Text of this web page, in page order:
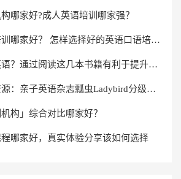
哪家好?成人英语培训哪家强？
杭州英语口语培训哪家好？ 怎样选择好的英语口语培训机构？
亲子怎么学习英语？通过阅读这几本书籍有利于提升英语水平
亲子英语学习资源：亲子英语杂志瓢虫Ladybird分级阅读《杰克与魔克》下载
构」综合对比哪家好？
哪家好，真实体验分享该如何选择